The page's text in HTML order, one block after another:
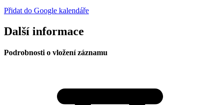
Přidat do Google kalendáře
Další informace
Podrobnosti o vložení záznamu